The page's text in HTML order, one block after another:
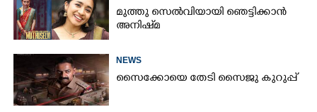
മുത്തു സെൽവിയായി ഞെട്ടിക്കാൻ
അനിഷ്‌മ
NEWS
സൈക്കോയെ തേടി സൈജു കുറുപ്പ്